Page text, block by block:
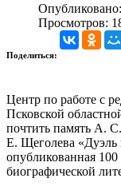
Просмотров:
Поделиться:
Центр по работе с
Псковской
почтить память А.
Е. Щеголева
опубликованная 100
биографической